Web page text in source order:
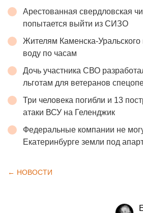
Арестованная свердловская
попытается выйти из СИЗО
Жителям Каменска-
воду по часам
Дочь участника СВО
льготам для ветеранов
Три человека погибли и 13
атаки ВСУ на Геленджик
Федеральные компании не
Екатеринбурге земли под
← НОВОСТИ